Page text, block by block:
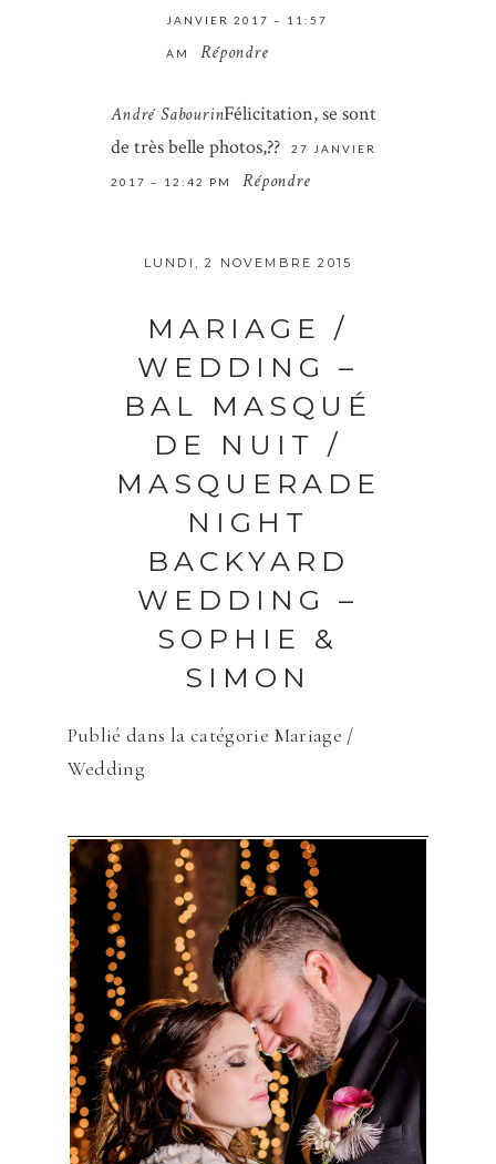
Save my name, email, and website in
comment.
ENVOYER
JANVIER 2017 – 11:57
AM Répondre
André SabourinFélicitation, se sont
de très belle photos,??
27 JANVIER
2017 – 12:42 PM Répondre
LUNDI, 2 NOVEMBRE 2015
MARIAGE /
WEDDING –
BAL MASQUÉ
DE NUIT /
MASQUERADE
NIGHT
BACKYARD
WEDDING –
SOPHIE &
SIMON
Publié dans la catégorie Mariage /
Wedding